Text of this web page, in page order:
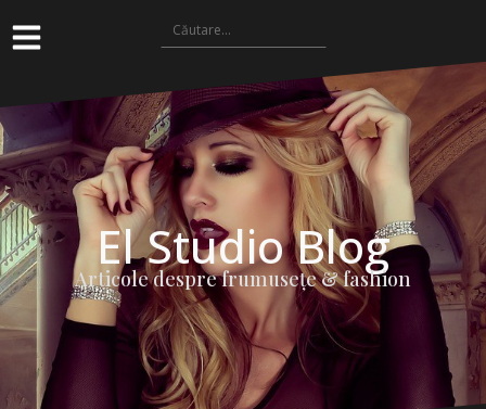
El Studio Blog
Articole despre frumuseţe & fashion